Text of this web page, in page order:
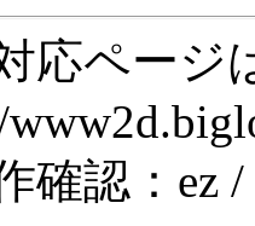
応ページ
確認：ez